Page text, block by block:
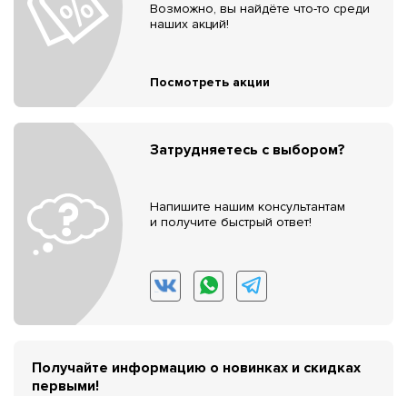
Возможно, вы найдёте что-то среди
наших акций!
Посмотреть акции
Затрудняетесь с выбором?
Напишите нашим консультантам
и получите быстрый ответ!
Получайте информацию о новинках и скидках
первыми!